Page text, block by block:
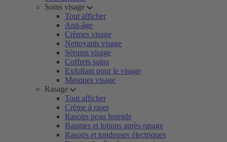
Soins visage
Tout afficher
Anti-âge
Crèmes visage
Nettoyants visage
Sérums visage
Coffrets soins
Exfoliant pour le visage
Masques visage
Rasage
Tout afficher
Crème à raser
Rasoirs peau humide
Baumes et lotions après-rasage
Rasoirs et tondeuses électriques